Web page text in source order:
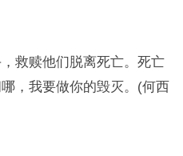
救赎他们脱离死亡。死亡
，我要做你的毁灭。(何西